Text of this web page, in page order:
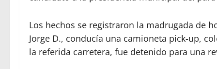
Los hechos se registraron la madrugada de
Jorge D., conducía una camioneta pick-up,
la referida carretera, fue detenido para una